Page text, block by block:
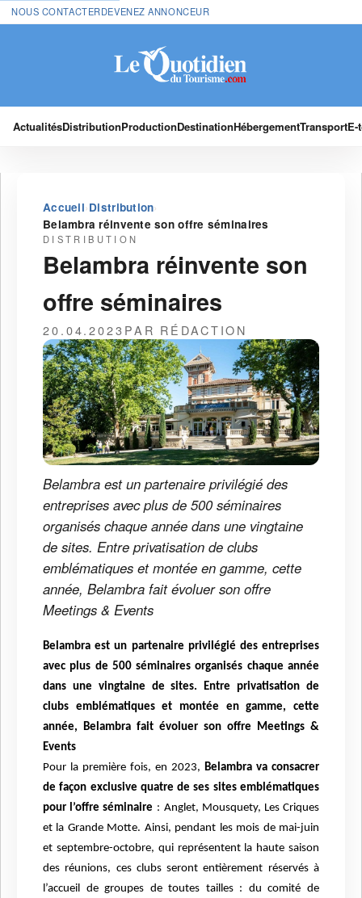
NOUS CONTACTERDEVENEZ ANNONCEUR
ActualitésDistributionProductionDestinationHébergementTransport
Accueil›Distribution›
Belambra réinvente son offre séminaires
DISTRIBUTION
Belambra réinvente son
offre séminaires
20.04.2023PAR RÉDACTION
Belambra est un partenaire privilégié des
entreprises avec plus de 500 séminaires
organisés chaque année dans une vingtaine
de sites. Entre privatisation de clubs
emblématiques et montée en gamme, cette
année, Belambra fait évoluer son offre
Meetings & Events
Belambra est un partenaire privilégié des entreprises
avec plus de 500 séminaires organisés chaque année
dans une vingtaine de sites. Entre privatisation de
clubs emblématiques et montée en gamme, cette
année, Belambra fait évoluer son offre Meetings &
Events
Pour la première fois, en 2023, Belambra va consacrer
de façon exclusive quatre de ses sites emblématiques
pour l’offre séminaire : Anglet, Mousquety, Les Criques
et la Grande Motte. Ainsi, pendant les mois de mai-juin
et septembre-octobre, qui représentent la haute saison
des réunions, ces clubs seront entièrement réservés à
l’accueil de groupes de toutes tailles : du comité de